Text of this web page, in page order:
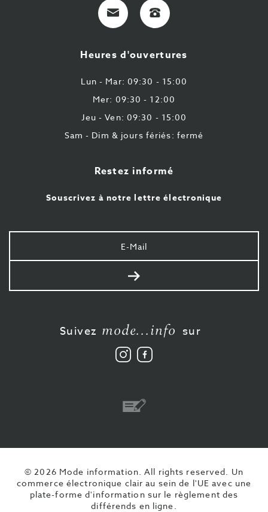
E-
Mail
+32
9
43
87
Heures d'ouvertures
Lun - Mar: 09:30 - 15:00
Mer: 09:30 - 12:00
Jeu - Ven: 09:30 - 15:00
Sam - Dim & jours fériés: fermé
Restez informé
Souscrivez à notre lettre électronique
Votre
e-
mail
Envoyer
Suivez mode...info sur
Suivez
nous
Aimez-
nous
Virement
© 2026 Mode information. All rights reserved. Un
commerce électronique clair au sein de l'UE avec une
plate-forme d'information sur le règlement des
différends en ligne.